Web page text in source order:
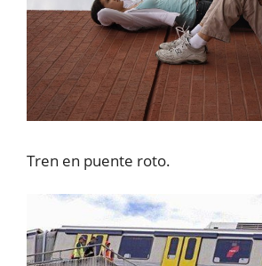
Tren en puente roto.